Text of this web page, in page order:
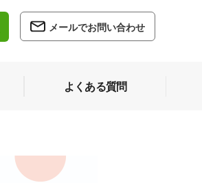
メールでお問い合わせ
よくある質問